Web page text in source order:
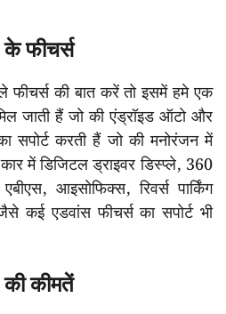
फीचर्स
फीचर्स की बात करें तो इसमें हमे एक
जाती हैं जो की एंड्रॉइड ऑटो और
सपोर्ट करती हैं जो की मनोरंजन में
में डिजिटल ड्राइवर डिस्प्ले, 360
आइसोफिक्स, रिवर्स पार्किंग
कई एडवांस फीचर्स का सपोर्ट भी
कीमतें